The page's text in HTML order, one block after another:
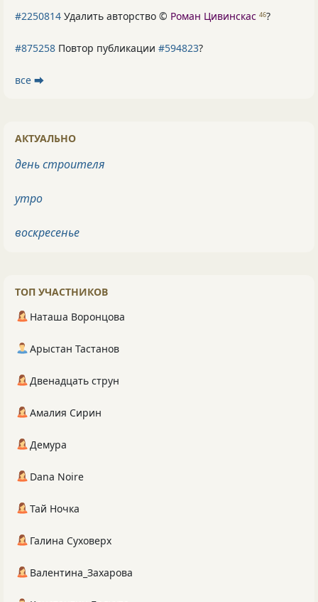
#2250814 Удалить авторство © Роман Цивинскас 46?
#875258 Повтор публикации #594823?
все ⮕
АКТУАЛЬНО
день строителя
утро
воскресенье
ТОП УЧАСТНИКОВ
Наташа Воронцова
Арыстан Тастанов
Двенадцать струн
Амалия Сирин
Демура
Dana Noire
Тай Ночка
Галина Суховерх
Валентина_Захарова